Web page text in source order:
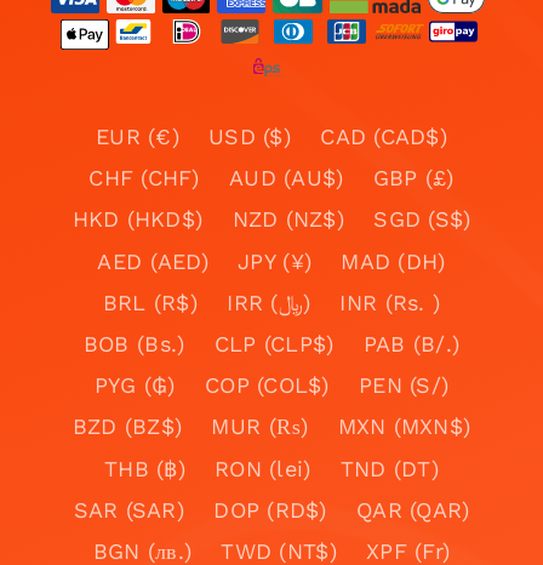
EUR (€) USD ($)
CAD (CAD$)
CHF (CHF)
AUD (AU$)
GBP (£)
HKD (HKD$)
NZD (NZ$)
SGD (S$)
AED (AED)
JPY (¥)
MAD (DH)
BRL (R$)
IRR (﷼)
INR (Rs. )
BOB (Bs.)
CLP (CLP$)
PAB (B/.)
PYG (₲)
COP (COL$)
PEN (S/)
BZD (BZ$)
MUR (₨)
MXN (MXN$)
THB (฿)
RON (lei)
TND (DT)
SAR (SAR)
DOP (RD$)
QAR (QAR)
BGN (лв.)
TWD (NT$)
XPF (Fr)